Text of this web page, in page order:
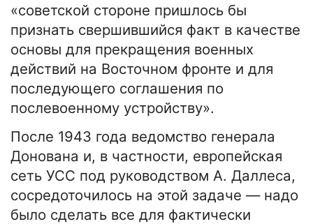
«советской стороне пришлось бы
признать свершившийся факт в качестве
основы для прекращения военных
действий на Восточном фронте и для
последующего соглашения по
послевоенному устройству».
После 1943 года ведомство генерала
Донована и, в частности, европейская
сеть УСС под руководством А. Даллеса,
сосредоточилось на этой задаче — надо
было сделать все для фактически